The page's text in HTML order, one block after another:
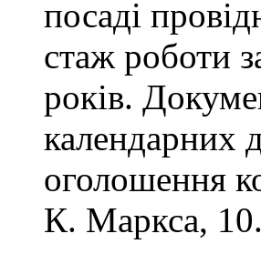
посаді
стаж роботи
років.
календарних
оголошення
К. Маркса,